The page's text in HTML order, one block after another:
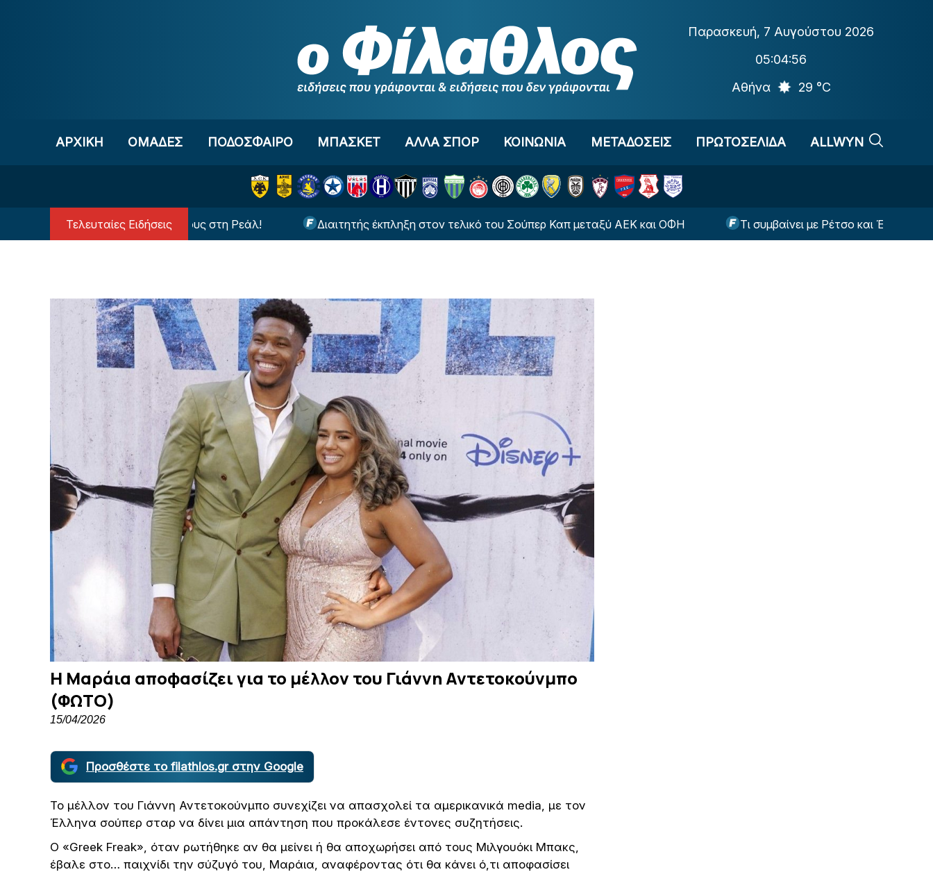
Παρασκευή, 7 Αυγούστου 2026
05:04:57
Αθήνα
29 °C
ΑΡΧΙΚΗ OΜΑΔΕΣ ΠΟΔΟΣΦΑΙΡΟ ΜΠΑΣΚΕΤ ΑΛΛΑ ΣΠΟΡ ΚΟΙΝΩΝΙΑ ΜΕΤΑΔΟΣΕΙΣ ΠΡΩΤΟΣΕΛΙΔΑ ALLWYN
Τελευταίες Ειδήσεις
Ανατροπή με τον Βινίσιους στη Ρεάλ! Διαιτητής έκπληξη στον τελικό του Σούπερ Καπ μεταξύ ΑΕΚ και ΟΦΗ Τι συμβαίνει με Ρέτσο και Έσε ενόψει της
Η Μαράια αποφασίζει για το μέλλον του Γιάννη Αντετοκούνμπο
(ΦΩΤΟ)
15/04/2026
Προσθέστε το filathlos.gr στην Google
Το μέλλον του Γιάννη Αντετοκούνμπο συνεχίζει να απασχολεί τα αμερικανικά media, με τον
Έλληνα σούπερ σταρ να δίνει μια απάντηση που προκάλεσε έντονες συζητήσεις.
Ο «Greek Freak», όταν ρωτήθηκε αν θα μείνει ή θα αποχωρήσει από τους Μιλγουόκι Μπακς,
έβαλε στο… παιχνίδι την σύζυγό του, Μαράια, αναφέροντας ότι θα κάνει ό,τι αποφασίσει